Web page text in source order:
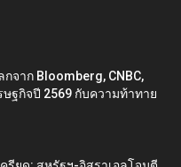
จาก Bloomberg, CNBC,
ษฐกิจปี 2569 กับความท้าทาย